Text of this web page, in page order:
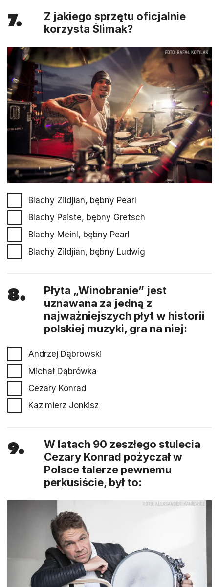
7.
Z jakiego sprzętu oficjalnie
korzysta Ślimak?
Blachy Zildjian, bębny Pearl
Blachy Paiste, bębny Gretsch
Blachy Meinl, bębny Pearl
Blachy Zildjian, bębny Ludwig
8.
Płyta „Winobranie” jest
uznawana za jedną z
najważniejszych płyt w historii
polskiej muzyki, gra na niej:
Andrzej Dąbrowski
Michał Dąbrówka
Cezary Konrad
Kazimierz Jonkisz
9.
W latach 90 zeszłego stulecia
Cezary Konrad pożyczał w
Polsce talerze pewnemu
perkusiście, był to: